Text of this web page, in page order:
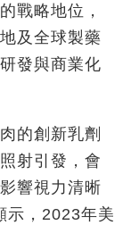
戰略地位，
及全球製藥
發與商業化
的創新乳劑
射引發，會
響視力清晰
示，2023年美